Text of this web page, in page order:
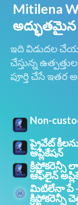
Mitilena
అద్భుతమైన
ఇది విడుదల
చేస్తున్న
పూర్తి చేసే ఇతర
Non-
ప్రైవేట్
అప్లికేషన్
ఆఫ్‌లైన్
మిటిలేనా పే -
క్రిప్టోకరెన్సీ